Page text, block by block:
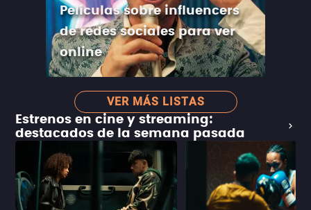
Películas sobre influencers
de redes sociales para ver
online
VER MÁS LISTAS
Estrenos en cine y streaming:
destacados de la semana pasada